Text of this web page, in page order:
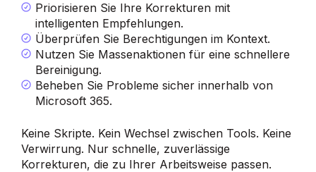
Priorisieren Sie Ihre Korrekturen mit
intelligenten Empfehlungen.
Überprüfen Sie Berechtigungen im Kontext.
Nutzen Sie Massenaktionen für eine schnellere
Bereinigung.
Beheben Sie Probleme sicher innerhalb von
Microsoft 365.
Keine Skripte. Kein Wechsel zwischen Tools. Keine
Verwirrung. Nur schnelle, zuverlässige
Korrekturen, die zu Ihrer Arbeitsweise passen.